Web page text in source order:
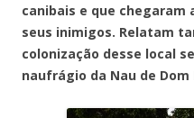
canibais e que
seus inimigos. Relatam
colonização desse local
naufrágio da Nau de Dom